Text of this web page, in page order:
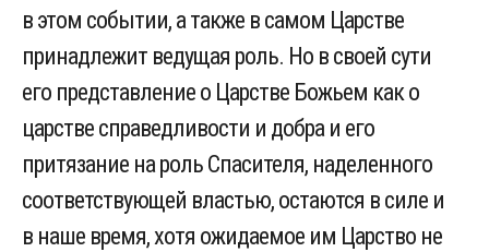
в этом событии, а также в самом Царстве
принадлежит ведущая роль. Но в своей сути
его представление о Царстве Божьем как о
царстве справедливости и добра и его
притязание на роль Спасителя, наделенного
соответствующей властью, остаются в силе и
в наше время, хотя ожидаемое им Царство не